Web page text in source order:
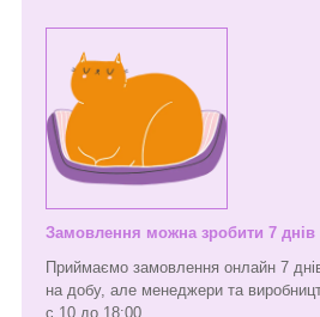
Замовлення можна зробити 7 днів
Приймаємо замовлення онлайн 7
на добу, але менеджери та
с 10 до 18:00.